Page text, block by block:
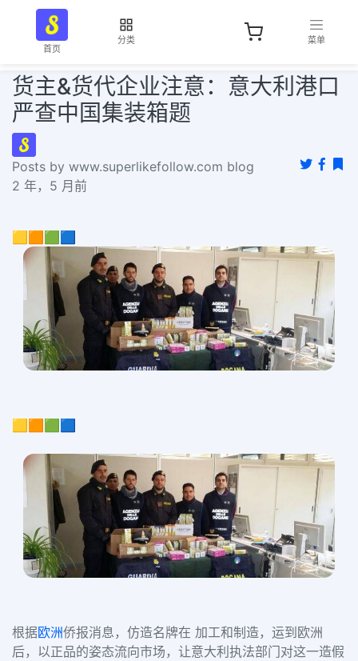
首页
分类 菜单
货主&货代企业注意：意大利港口
严查中国集装箱题
Posts by www.superlikefollow.com blog
2 年，5 月前
🟨🟧🟩🟦
🟨🟧🟩🟦
根据欧洲侨报消息，仿造名牌在 加工和制造，运到欧洲
后，以正品的姿态流向市场，让意大利执法部门对这一造假